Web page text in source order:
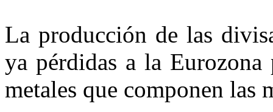
La producción de las
ya pérdidas a la
metales que componen las